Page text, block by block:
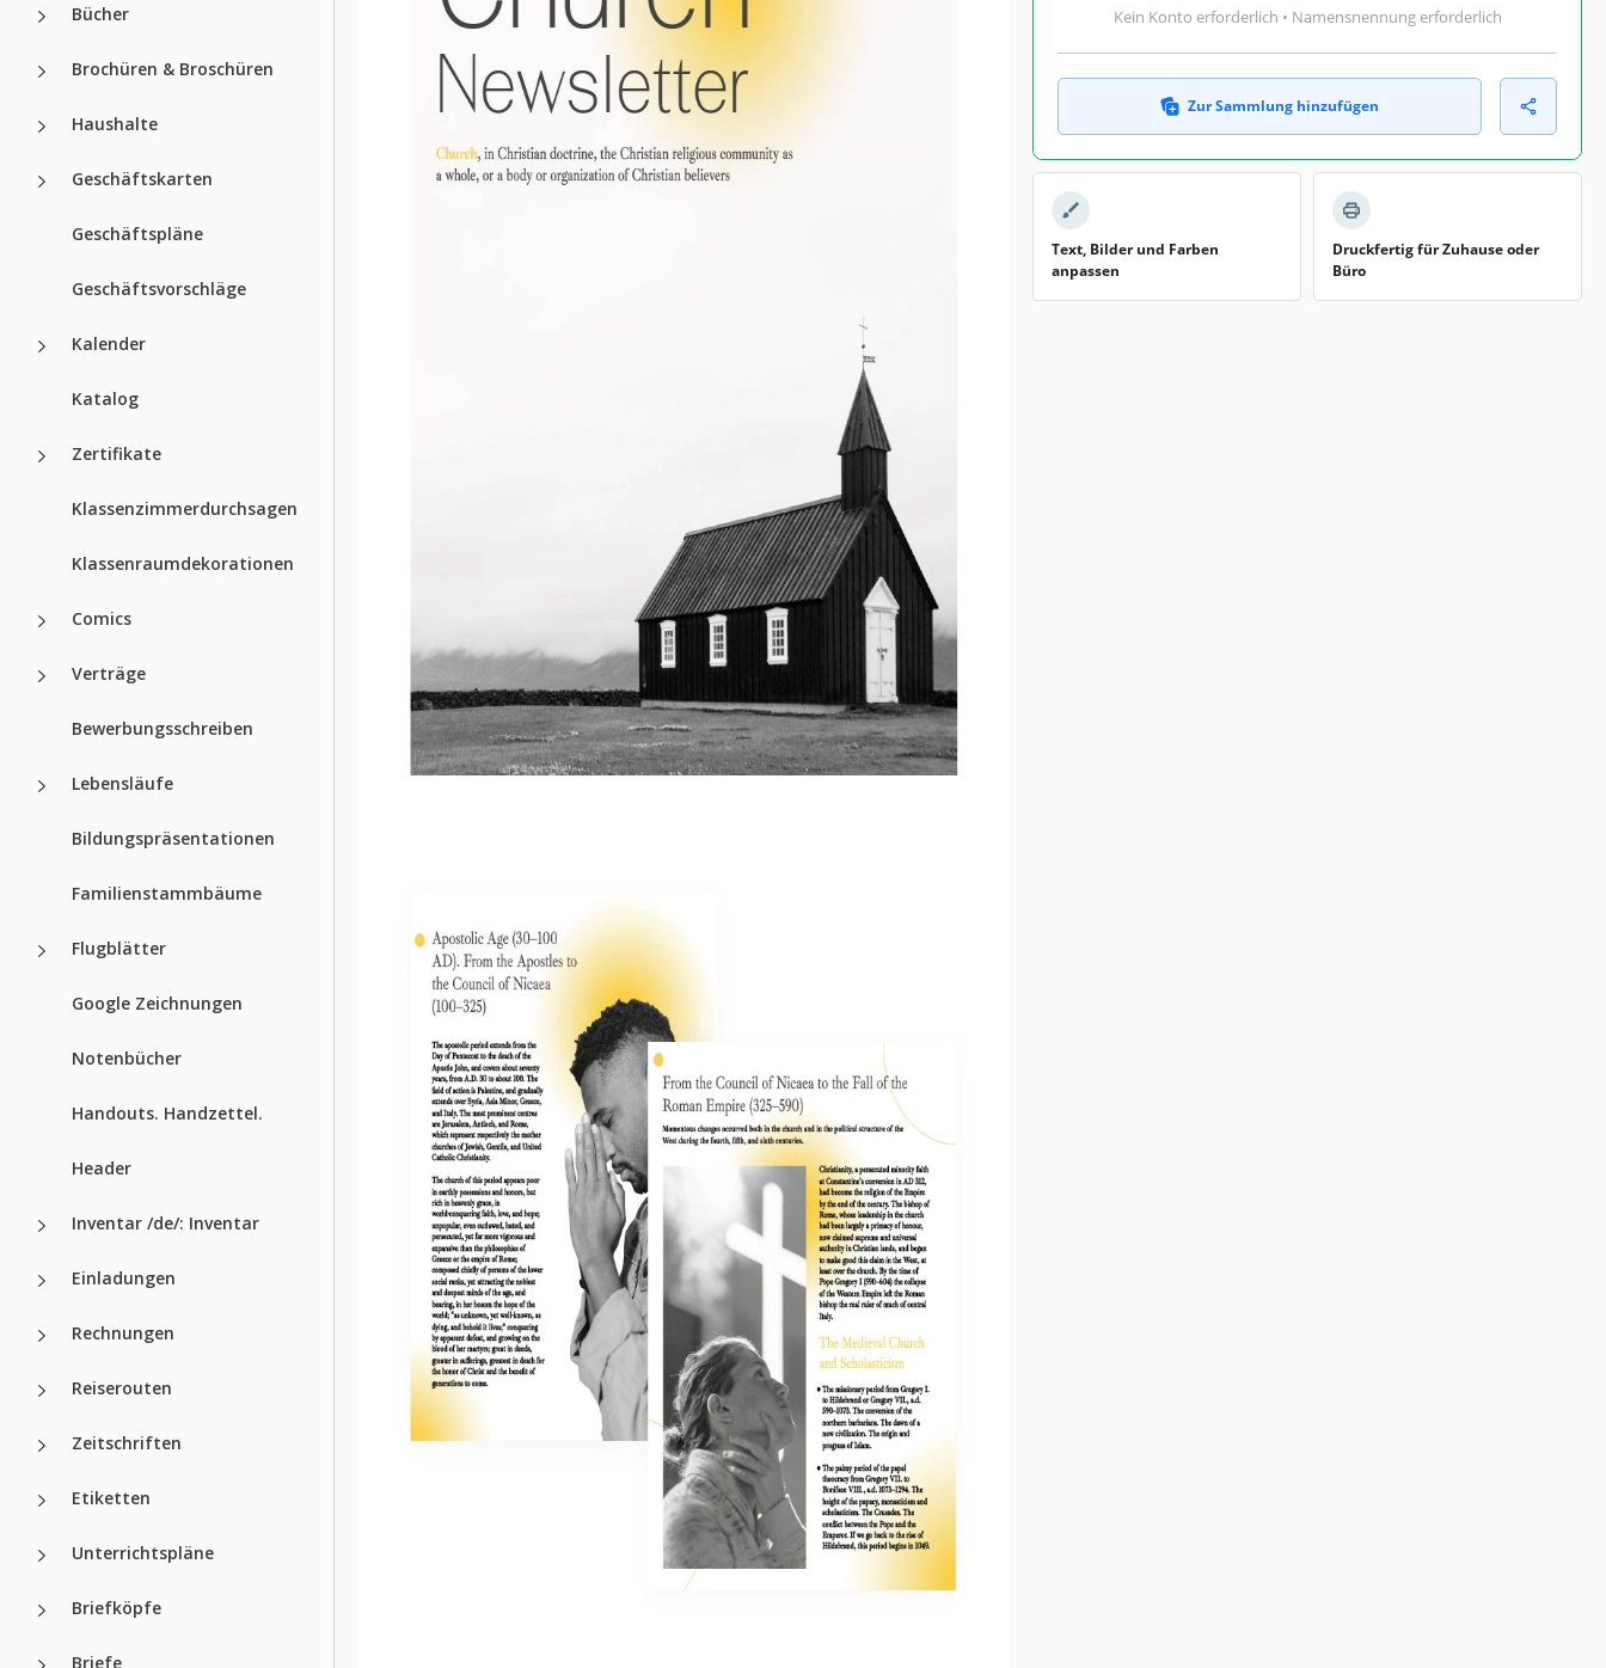
Bücher
Brochüren & Broschüren
Haushalte
Geschäftskarten
Geschäftspläne
Geschäftsvorschläge
Kalender
Katalog
Zertifikate
Klassenzimmerdurchsagen
Klassenraumdekorationen
Comics
Verträge
Bewerbungsschreiben
Lebensläufe
Bildungspräsentationen
Familienstammbäume
Flugblätter
Google Zeichnungen
Notenbücher
Handouts. Handzettel.
Header
Inventar /de/: Inventar
Einladungen
Rechnungen
Reiserouten
Zeitschriften
Etiketten
Unterrichtspläne
Briefköpfe
Briefe
Kein Konto erforderlich • Namensnennung erforderlich
Zur Sammlung hinzufügen
Text, Bilder und Farben
anpassen
Druckfertig für Zuhause oder
Büro